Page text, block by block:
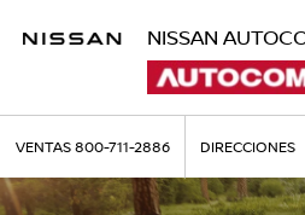
NISSAN
VENTAS800-711-2886 DIRECCIONES